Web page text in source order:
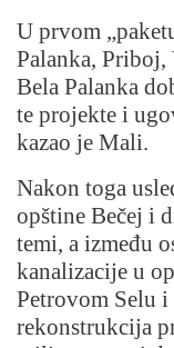
U prvom
Palanka, Priboj,
Bela Palanka
te projekte i
kazao je Mali.
Nakon toga
opštine Bečej i
temi, a između
kanalizacije u
Petrovom Selu
rekonstrukcija